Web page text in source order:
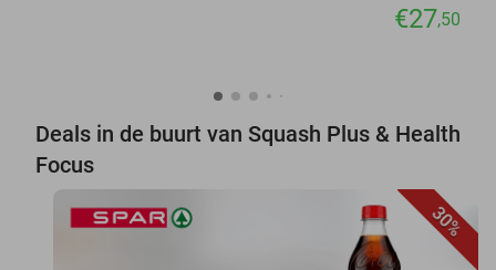
€27,50
Deals in de buurt van Squash Plus & Health
Focus
30%